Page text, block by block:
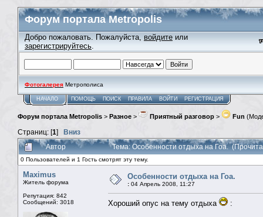
Форум портала Metropolis
Добро пожаловать. Пожалуйста, войдите или
зарегистрируйтесь.
Фотогалерея Метрополиса
НАЧАЛО ПОМОЩЬ ПОИСК ПРАВИЛА ВОЙТИ РЕГИСТРАЦИЯ
Форум портала Metropolis > Разное > Приятный разговор > Fun
Страниц: [1]
Вниз
Автор
Тема: Особенности отдыха на Гоа.
0 Пользователей и 1 Гость смотрят эту тему.
Maximus
Житель форума
Репутация: 842
Сообщений: 3018
Особенности отдыха на Гоа.
: 04 Апрель 2008, 11:27
Хороший опус на тему отдыха :